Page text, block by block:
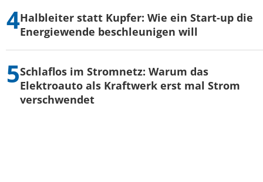
Halbleiter statt Kupfer: Wie ein Start-up die
Energiewende beschleunigen will
Schlaflos im Stromnetz: Warum das
Elektroauto als Kraftwerk erst mal Strom
verschwendet